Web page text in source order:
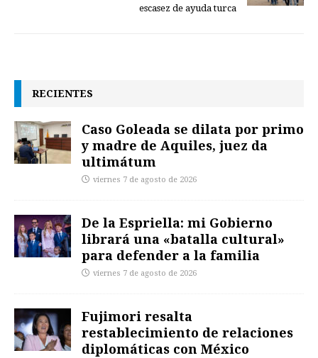
escasez de ayuda turca
RECIENTES
Caso Goleada se dilata por primo
y madre de Aquiles, juez da
ultimátum
viernes 7 de agosto de 2026
De la Espriella: mi Gobierno
librará una «batalla cultural»
para defender a la familia
viernes 7 de agosto de 2026
Fujimori resalta
restablecimiento de relaciones
diplomáticas con México